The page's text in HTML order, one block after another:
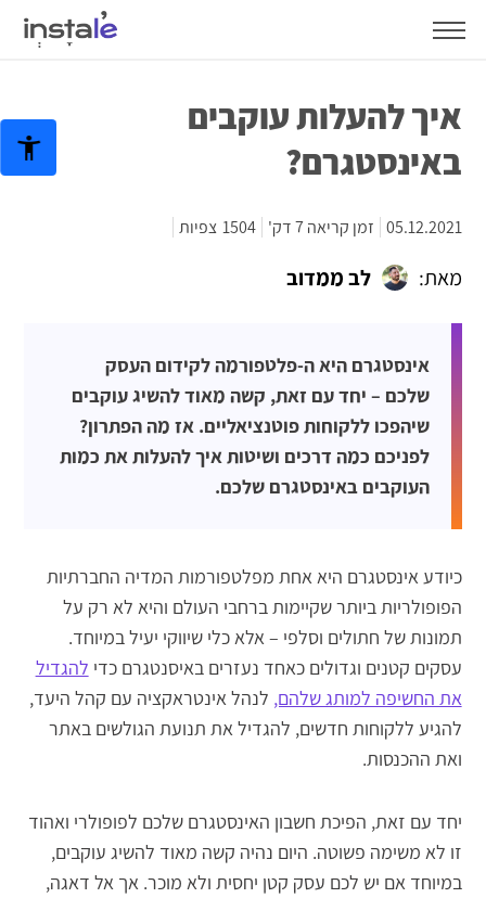
איך להעלות עוקבים
באינסטגרם?
05.12.2021 זמן קריאה 7 דק' 1504 צפיות
מאת: לב ממדוב
אינסטגרם היא ה-פלטפורמה לקידום העסק
שלכם – יחד עם זאת, קשה מאוד להשיג עוקבים
שיהפכו ללקוחות פוטנציאליים. אז מה הפתרון?
לפניכם כמה דרכים ושיטות איך להעלות את כמות
העוקבים באינסטגרם שלכם.
כיודע אינסטגרם היא אחת מפלטפורמות המדיה החברתיות
הפופולריות ביותר שקיימות ברחבי העולם והיא לא רק על
תמונות של חתולים וסלפי – אלא כלי שיווקי יעיל במיוחד.
עסקים קטנים וגדולים כאחד נעזרים באיסנטגרם כדי להגדיל
את החשיפה למותג שלהם, לנהל אינטראקציה עם קהל היעד,
להגיע ללקוחות חדשים, להגדיל את תנועת הגולשים באתר
ואת ההכנסות.
יחד עם זאת, הפיכת חשבון האינסטגרם שלכם לפופולרי ואהוד
זו לא משימה פשוטה. היום נהיה קשה מאוד להשיג עוקבים,
במיוחד אם יש לכם עסק קטן יחסית ולא מוכר. אך אל דאגה,